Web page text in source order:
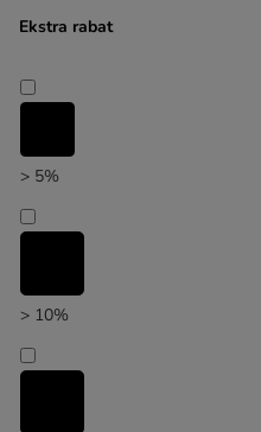
Ekstra rabat
> 5%
> 10%